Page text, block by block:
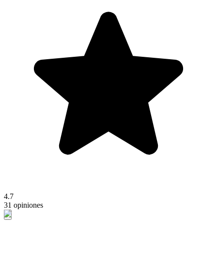
4.7
31 opiniones